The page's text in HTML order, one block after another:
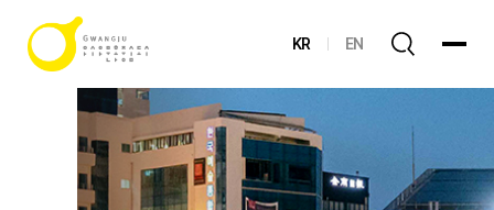
KR EN